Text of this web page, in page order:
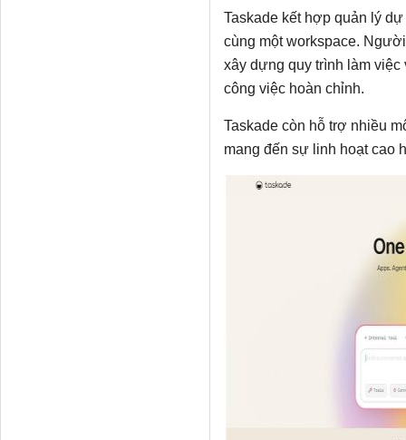
Taskade kết hợp quản lý
cùng một workspace.
xây dựng quy trình làm
công việc hoàn chỉnh.
Taskade còn hỗ trợ nhiều
mang đến sự linh hoạt cao